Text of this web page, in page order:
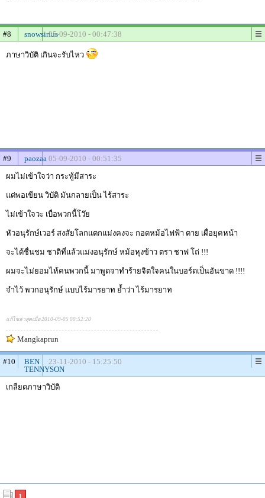
#8 snowsirius05-09-2010 - 00:47:38
ภาษาวิบัติ เกินจะรับไหว
#9 paozaa 05-09-2010 - 00:51:35
ผมไม่เข้าใจว่า กระทู้มีสาระ
แต่พอเขียน วิบัติ มันกลายเป็น ไร้สาระ
ไม่เข้าใจวะ เบื่อพวกนี้โว๊ย
หัวอนุรักษ์เวอร์ สงสัยโลกแตกแม่งคงจะ กอดหม้อไฟฟ้า ตาย เผื่อยุคหน้า
จะได้ชื่นชม ชาติที่แล้วแม่งอนุรักษ์ หม้อหุงข้าว ตรา ชาฟ โถ่ !!!
ผมจะไม่ยอมไห้คนพวกนี้ มาพูดจาทำร้ายจิตใจคนในบอร์ดเป็นอันขาด !!!!
จำไว้ พวกอนุรักษ์ แบบไร้มารยาท ย้ำว่า ไร้มารยาท
แก้ไขล่าสุดเมื่อ 2010-09-05 00:52:20
Mangkaprun
#10
BEN
TENNYSON
23-11-2010 - 15:25:50
เกลียดภาษาวิบัติ